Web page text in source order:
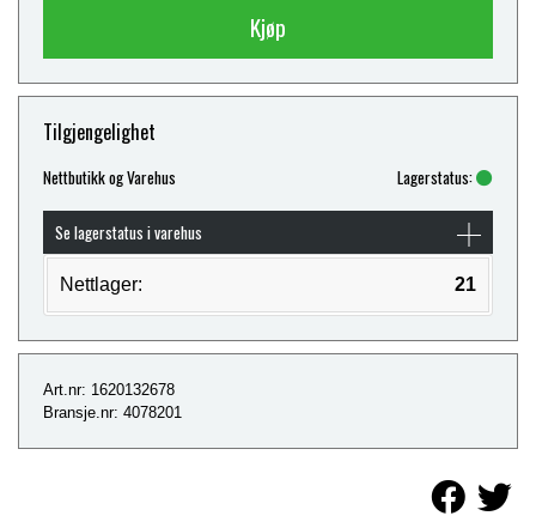
Kjøp
Tilgjengelighet
Nettbutikk og Varehus Lagerstatus:
Se lagerstatus i varehus
Nettlager: 21
Art.nr: 1620132678
Bransje.nr: 4078201